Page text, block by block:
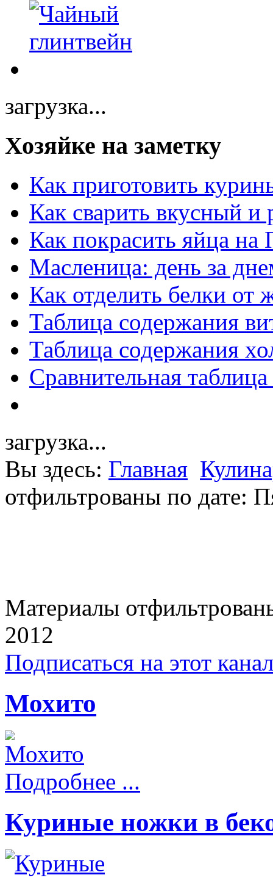
загрузка...
Хозяйке на заметку
Как приготовить
Как сварить вкусный и
Как покрасить яйца на
Масленица: день за
Как отделить белки от
Таблица содержания
Таблица содержания
Сравнительная
загрузка...
Вы здесь: Главная
отфильтрованы по дате:
Материалы
2012
Подписаться на этот
Мохито
Подробнее ...
Куриные ножки в